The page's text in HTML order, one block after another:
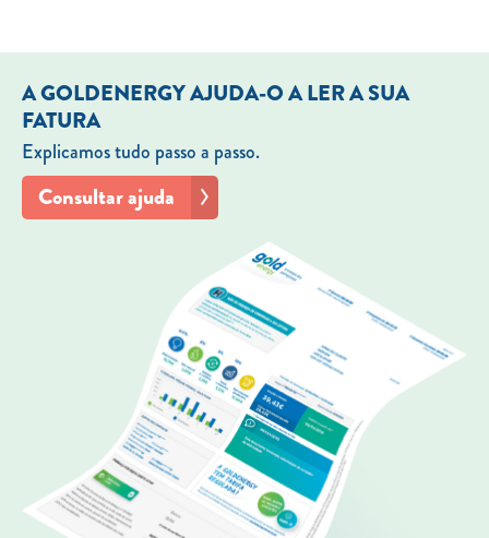
A GOLDENERGY AJUDA-O A LER A SUA
FATURA
Explicamos tudo passo a passo.
Consultar ajuda